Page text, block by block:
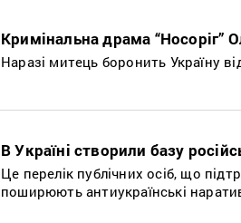
Кримінальна драма “Носоріг”
Наразі митець боронить Україну
В Україні створили базу
Це перелік публічних осіб, що
поширюють антиукраїнські